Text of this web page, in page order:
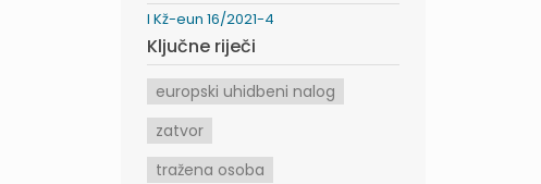
I Kž-eun 16/2021-4
Ključne riječi
europski uhidbeni nalog
zatvor
tražena osoba